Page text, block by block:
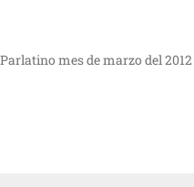
mes de marzo del 2012